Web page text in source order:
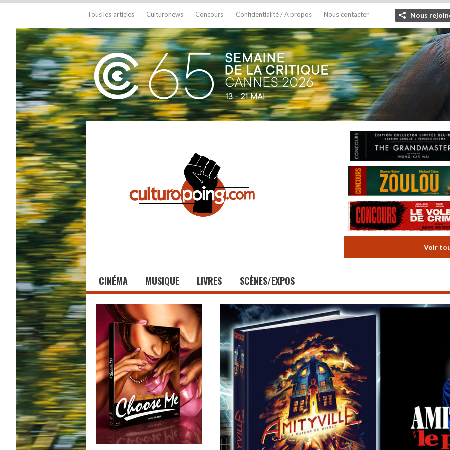
Tous les articles Culturonews Concours Confidentialité / A propos Nous contacter Nous
Voir
CINÉMA MUSIQUE LIVRES SCÈNES/EXPOS